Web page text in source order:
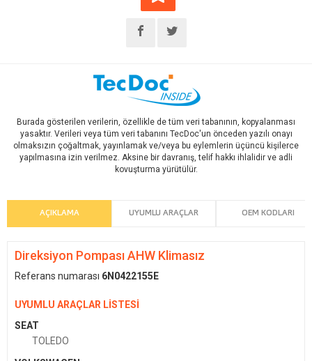
Burada gösterilen verilerin, özellikle de tüm veri tabanının, kopyalanması
yasaktır. Verileri veya tüm veri tabanını TecDoc'un önceden yazılı onayı
olmaksızın çoğaltmak, yayınlamak ve/veya bu eylemlerin üçüncü kişilerce
yapılmasına izin verilmez. Aksine bir davranış, telif hakkı ihlalidir ve adli
kovuşturma yürütülür.
AÇIKLAMA UYUMLU ARAÇLAR OEM KODLARI
Direksiyon Pompası AHW Klimasız
Referans numarası 6N0422155E
UYUMLU ARAÇLAR LİSTESİ
SEAT
TOLEDO